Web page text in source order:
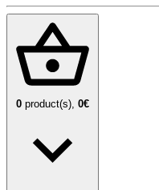
0 product(s), 0€